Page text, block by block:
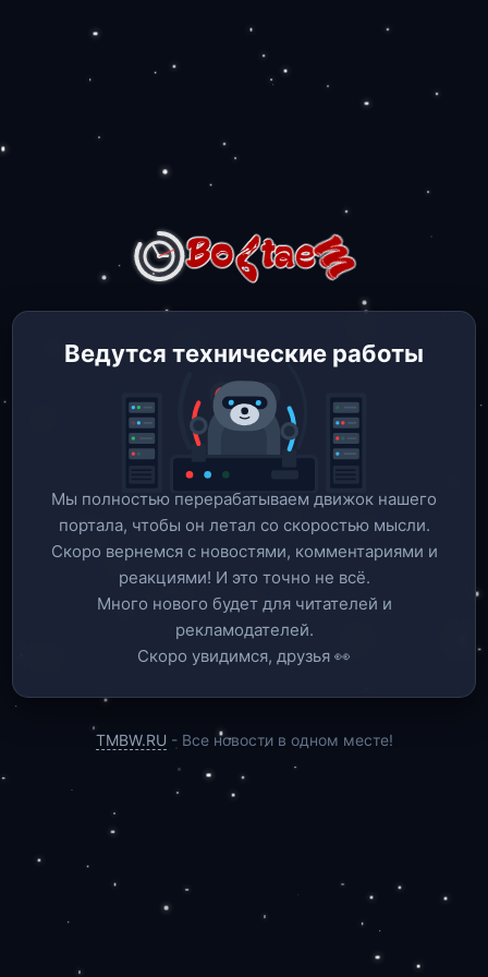
Ведутся технические работы
Мы полностью перерабатываем движок нашего
портала, чтобы он летал со скоростью мысли.
Скоро вернемся c новостями, комментариями и
реакциями! И это точно не всё.
Много нового будет для читателей и
рекламодателей.
Скоро увидимся, друзья 👀
TMBW.RU - Все новости в одном месте!